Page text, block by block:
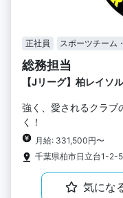
正社員 スポーツチーム
総務担当
【Jリーグ】柏レイソル
強く、愛されるクラブ
く！
月給: 331,500円〜
千葉県柏市日立台1-2-
気にな